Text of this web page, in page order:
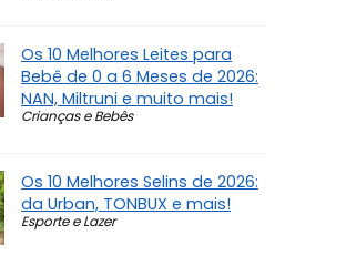
Os 10 Melhores Leites para
Bebê de 0 a 6 Meses de 2026:
NAN, Miltruni e muito mais!
Crianças e Bebês
Os 10 Melhores Selins de 2026:
da Urban, TONBUX e mais!
Esporte e Lazer